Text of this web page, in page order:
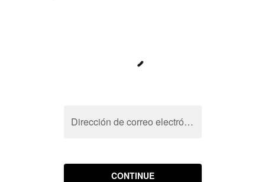
Dirección de correo electrónico
CONTINUE